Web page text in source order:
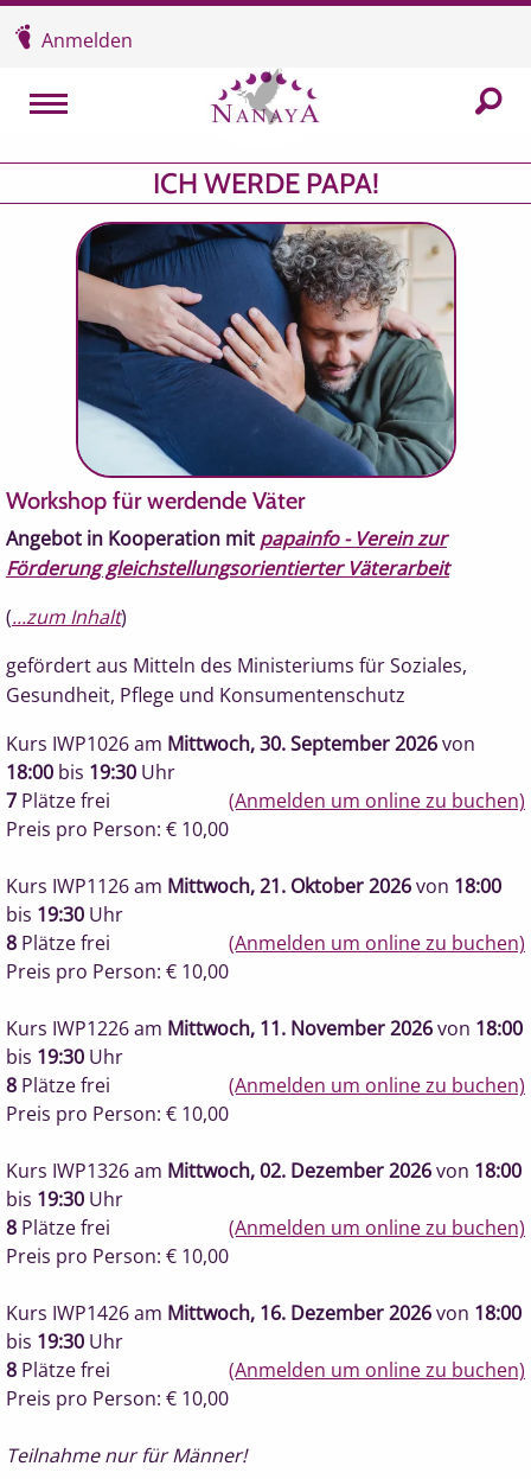
Überspringen und zum Inhalt
Anmelden
MENU In
ICH WERDE PAPA!
Workshop für werdende Väter
Angebot in Kooperation mit papainfo -Verein zur
Förderung gleichstellungsorientierter Väterarbeit
(...zum Inhalt)
gefördert aus Mitteln des Ministeriums für Soziales,
Gesundheit, Pflege und Konsumentenschutz
Kurs IWP1026am Mittwoch, 30. September 2026von
18:00 bis 19:30 Uhr
7 Plätze frei
(Anmelden um online zu buchen)
Preis pro Person: € 10,00
Kurs IWP1126am Mittwoch, 21. Oktober 2026von 18:00
bis 19:30 Uhr
8 Plätze frei
(Anmelden um online zu buchen)
Preis pro Person: € 10,00
Kurs IWP1226am Mittwoch, 11. November 2026von 18:00
bis 19:30 Uhr
8 Plätze frei
(Anmelden um online zu buchen)
Preis pro Person: € 10,00
Kurs IWP1326am Mittwoch, 02. Dezember 2026von 18:00
bis 19:30 Uhr
8 Plätze frei
(Anmelden um online zu buchen)
Preis pro Person: € 10,00
Kurs IWP1426am Mittwoch, 16. Dezember 2026von 18:00
bis 19:30 Uhr
8 Plätze frei
(Anmelden um online zu buchen)
Preis pro Person: € 10,00
Teilnahme nur für Männer!